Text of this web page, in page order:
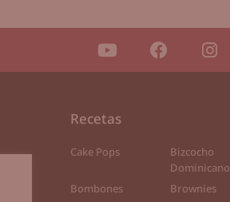
Recetas
Cake Pops
Bizcocho
Dominicano
Bombones
Brownies